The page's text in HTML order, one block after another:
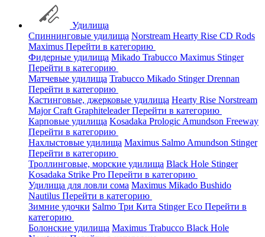
Удилища
Спиннинговые удилища Norstream Hearty Rise CD Rods
Maximus Перейти в категорию
Фидерные удилища Mikado Trabucco Maximus Stinger
Перейти в категорию
Матчевые удилища Trabucco Mikado StingerDrennan
Перейти в категорию
Кастинговые, джерковые удилища Hearty Rise Norstream
Major Craft GraphiteleaderПерейти в категорию
Карповые удилища Kosadaka Prologic Amundson Freeway
Перейти в категорию
Нахлыстовые удилища Maximus Salmo Amundson Stinger
Перейти в категорию
Троллинговые, морские удилища Black Hole Stinger
Kosadaka Strike Pro Перейти в категорию
Удилища для ловли сома Maximus Mikado Bushido
Nautilus Перейти в категорию
Зимние удочки Salmo Три Кита StingerEco Перейти в
категорию
Болонские удилища Maximus Trabucco Black Hole